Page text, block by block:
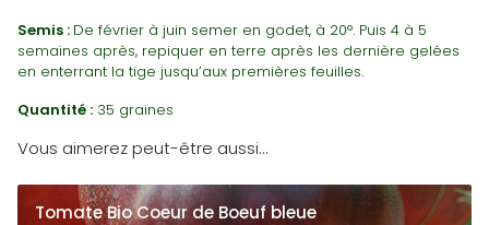
Semis : De février à juin semer en godet, à 20°. Puis 4 à 5
semaines après, repiquer en terre après les dernière gelées
en enterrant la tige jusqu’aux premières feuilles.
Quantité : 35 graines
Vous aimerez peut-être aussi…
Tomate Bio Coeur de Boeuf bleue